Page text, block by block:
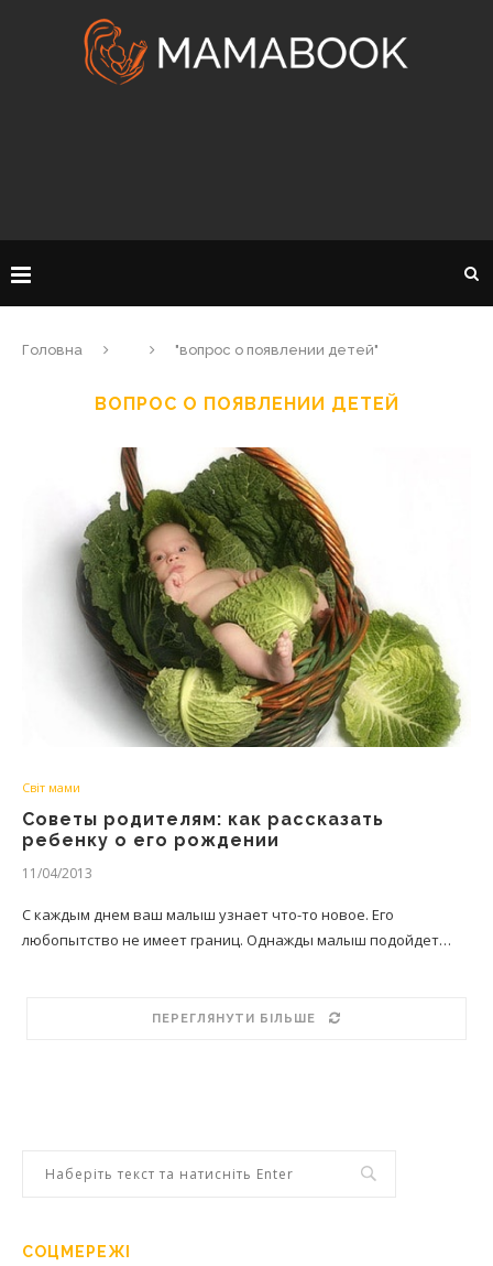
Головна "вопрос о появлении детей"
ВОПРОС О ПОЯВЛЕНИИ ДЕТЕЙ
Світ мами
Советы родителям: как рассказать
ребенку о его рождении
11/04/2013
С каждым днем ваш малыш узнает что-то новое. Его
любопытство не имеет границ. Однажды малыш подойдет…
ПЕРЕГЛЯНУТИ БІЛЬШЕ
СОЦМЕРЕЖІ